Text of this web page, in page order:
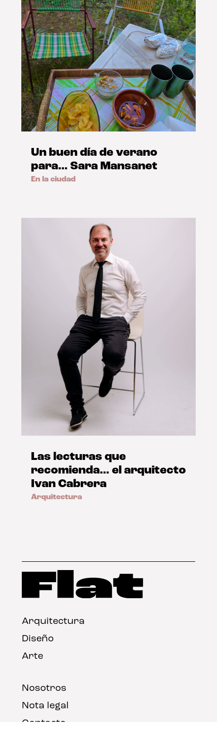
Un buen día de verano
para… Sara Mansanet
En la ciudad
Las lecturas que
recomienda… el arquitecto
Ivan Cabrera
Arquitectura
Arquitectura
Diseño
Arte
Nosotros
Nota legal
Contacto